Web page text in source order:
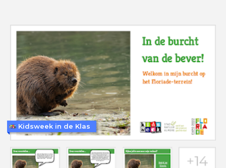
Kidsweek in de Klas